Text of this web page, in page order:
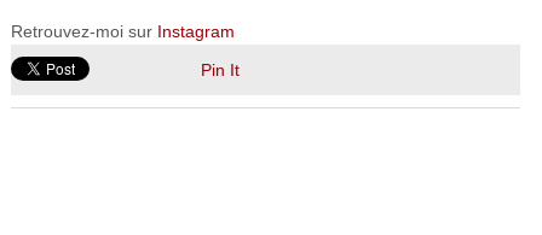
Retrouvez-moi sur Instagram
Pin It